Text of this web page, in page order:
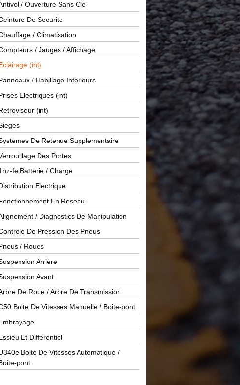
/ Ouverture Sans Cle
De Securite
/ Climatisation
/ Jauges / Affichage
(int)
/ Habillage Interieurs
Electriques (int)
(int)
De Retenue Supplementaire
Des Portes
fe Batterie / Charge
Electrique
En Reseau
/ Diagnostics De Manipulation
De Pression Des Pneus
/ Roues
Arriere
Avant
De Roue / Arbre De Transmission
Boite De Vitesses Manuelle / Boite-pont
Et Differentiel
Boite De Vitesses Automatique /
pont